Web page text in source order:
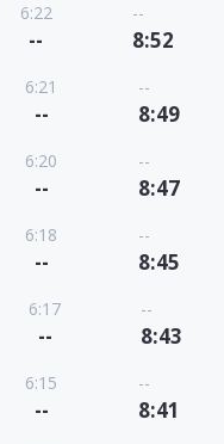
6:22
--
--
8:52
6:21
--
--
8:49
6:20
--
--
8:47
6:18
--
--
8:45
6:17
--
--
8:43
6:15
--
--
8:41